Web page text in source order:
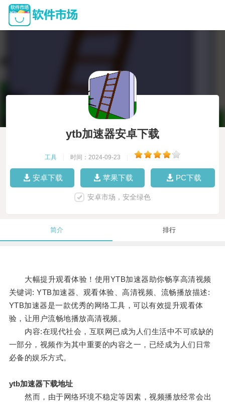
ytb加速器安卓下载
工具 时间：2024-09-23
安卓下载 苹果下载 PC下载
安卓市场，安全绿色
简介 排行
大幅提升观看体验！使用YTB加速器助你畅享高清视频
关键词: YTB加速器、观看体验、高清视频、流畅播放描述:
YTB加速器是一款优秀的网络工具，可以有效提升观看体
验，让用户流畅地播放高清视频。
内容:在现代社会，互联网已成为人们生活中不可或缺的
一部分，视频作为其中重要的内容之一，已经成为人们日常
必备的娱乐方式。
ytb加速器下载地址
然而，由于网络环境不稳定等因素，视频播放经常会出